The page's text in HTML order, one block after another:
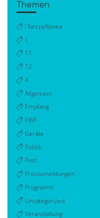
Themen
! Без рубрики
1
11
12
4
Allgemein
Empfang
EWF
Geräte
Politik
Post
Pressemeldungen
Programm
Uncategorized
Veranstaltung